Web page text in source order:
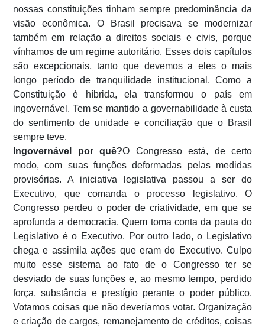
nossas constituições tinham sempre predominância da
visão econômica. O Brasil precisava se modernizar
também em relação a direitos sociais e civis, porque
vínhamos de um regime autoritário. Esses dois capítulos
são excepcionais, tanto que devemos a eles o mais
longo período de tranquilidade institucional. Como a
Constituição é híbrida, ela transformou o país em
ingovernável. Tem se mantido a governabilidade à custa
do sentimento de unidade e conciliação que o Brasil
sempre teve.
Ingovernável por quê?O Congresso está, de certo
modo, com suas funções deformadas pelas medidas
provisórias. A iniciativa legislativa passou a ser do
Executivo, que comanda o processo legislativo. O
Congresso perdeu o poder de criatividade, em que se
aprofunda a democracia. Quem toma conta da pauta do
Legislativo é o Executivo. Por outro lado, o Legislativo
chega e assimila ações que eram do Executivo. Culpo
muito esse sistema ao fato de o Congresso ter se
desviado de suas funções e, ao mesmo tempo, perdido
força, substância e prestígio perante o poder público.
Votamos coisas que não deveríamos votar. Organização
e criação de cargos, remanejamento de créditos, coisas